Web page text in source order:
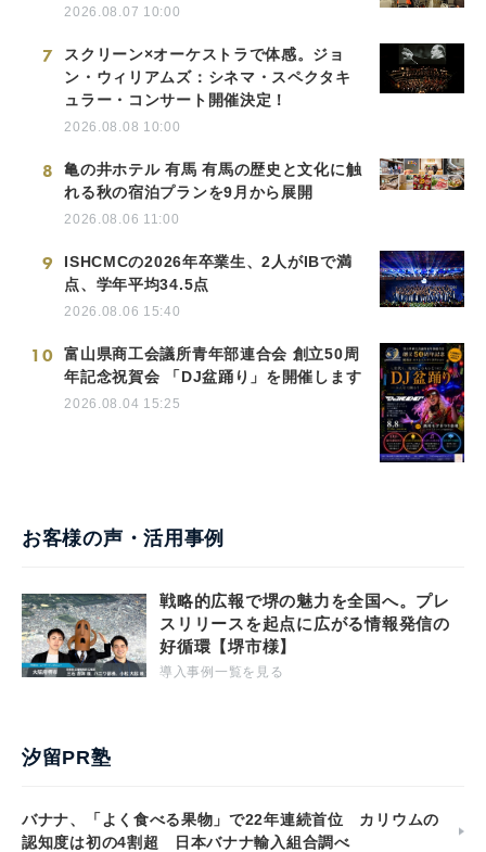
2026.08.07 10:00
7
スクリーン×オーケストラで体感。ジョ
ン・ウィリアムズ：シネマ・スペクタキ
ュラー・コンサート開催決定！
2026.08.08 10:00
8
亀の井ホテル 有馬 有馬の歴史と文化に触
れる秋の宿泊プランを9月から展開
2026.08.06 11:00
9
ISHCMCの2026年卒業生、2人がIBで満
点、学年平均34.5点
2026.08.06 15:40
10
富山県商工会議所青年部連合会 創立50周
年記念祝賀会 「DJ盆踊り」を開催します
2026.08.04 15:25
お客様の声・活用事例
戦略的広報で堺の魅力を全国へ。プレ
スリリースを起点に広がる情報発信の
好循環【堺市様】
導入事例一覧を見る
汐留PR塾
バナナ、「よく食べる果物」で22年連続首位 カリウムの
認知度は初の4割超 日本バナナ輸入組合調べ